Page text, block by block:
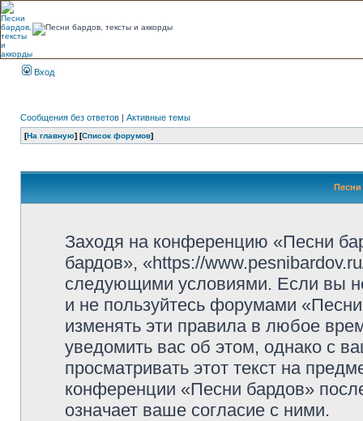
Вход
Сообщения без ответов | Активные темы
[На главную] [Список форумов]
Песни
Заходя на конференцию «Песни
бардов», «https://
следующими условиями. Если вы
и не пользуйтесь форумами
изменять эти правила в любое
уведомить вас об этом, однако с
просматривать этот текст на
конференции «Песни бардов»
означает ваше согласие с ними.